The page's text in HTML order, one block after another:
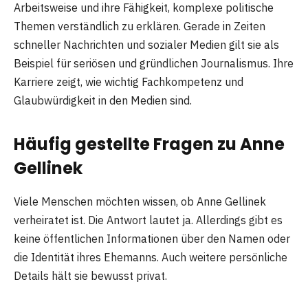
Arbeitsweise und ihre Fähigkeit, komplexe politische
Themen verständlich zu erklären. Gerade in Zeiten
schneller Nachrichten und sozialer Medien gilt sie als
Beispiel für seriösen und gründlichen Journalismus. Ihre
Karriere zeigt, wie wichtig Fachkompetenz und
Glaubwürdigkeit in den Medien sind.
Häufig gestellte Fragen zu Anne
Gellinek
Viele Menschen möchten wissen, ob Anne Gellinek
verheiratet ist. Die Antwort lautet ja. Allerdings gibt es
keine öffentlichen Informationen über den Namen oder
die Identität ihres Ehemanns. Auch weitere persönliche
Details hält sie bewusst privat.